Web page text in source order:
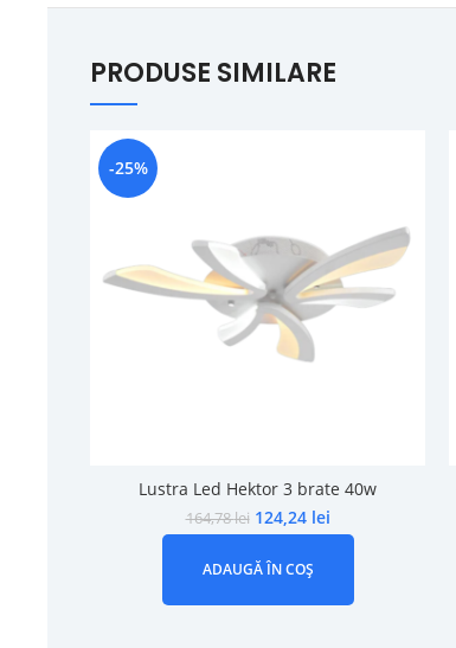
PRODUSE SIMILARE
-25%
Lustra Led Hektor 3 brate 40w
164,78lei 124,24 lei
ADAUGĂ ÎN COȘ